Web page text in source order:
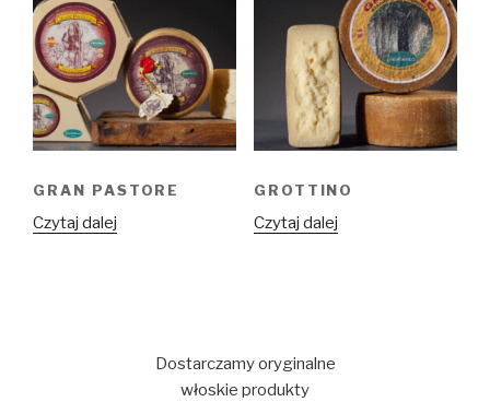
GRAN PASTORE
Czytaj dalej
GROTTINO
Czytaj dalej
Dostarczamy oryginalne
włoskie produkty